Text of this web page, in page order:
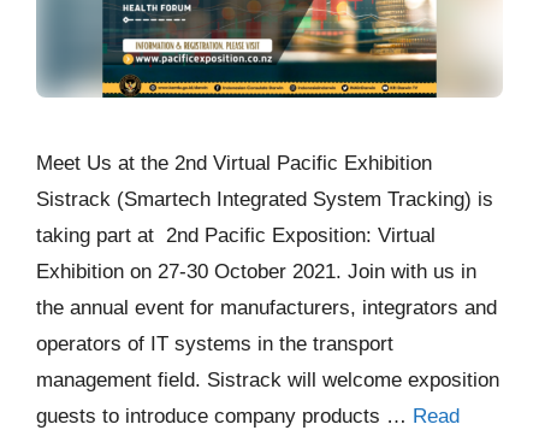
Meet Us at the 2nd Virtual Pacific Exhibition
Sistrack (Smartech Integrated System Tracking) is
taking part at 2nd Pacific Exposition: Virtual
Exhibition on 27-30 October 2021. Join with us in
the annual event for manufacturers, integrators and
operators of IT systems in the transport
management field. Sistrack will welcome exposition
guests to introduce company products … Read